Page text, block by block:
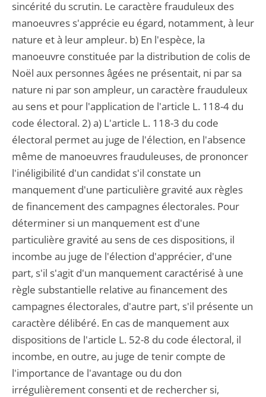
sincérité du scrutin. Le caractère frauduleux des
manoeuvres s'apprécie eu égard, notamment, à leur
nature et à leur ampleur. b) En l'espèce, la
manoeuvre constituée par la distribution de colis de
Noël aux personnes âgées ne présentait, ni par sa
nature ni par son ampleur, un caractère frauduleux
au sens et pour l'application de l'article L. 118-4 du
code électoral. 2) a) L'article L. 118-3 du code
électoral permet au juge de l'élection, en l'absence
même de manoeuvres frauduleuses, de prononcer
l'inéligibilité d'un candidat s'il constate un
manquement d'une particulière gravité aux règles
de financement des campagnes électorales. Pour
déterminer si un manquement est d'une
particulière gravité au sens de ces dispositions, il
incombe au juge de l'élection d'apprécier, d'une
part, s'il s'agit d'un manquement caractérisé à une
règle substantielle relative au financement des
campagnes électorales, d'autre part, s'il présente un
caractère délibéré. En cas de manquement aux
dispositions de l'article L. 52-8 du code électoral, il
incombe, en outre, au juge de tenir compte de
l'importance de l'avantage ou du don
irrégulièrement consenti et de rechercher si,